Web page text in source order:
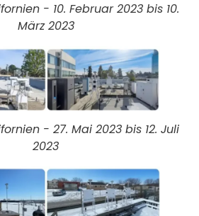
- 10. Februar 2023 bis 10.
März 2023
- 27. Mai 2023 bis 12. Juli
2023